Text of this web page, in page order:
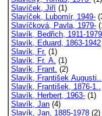
Slavíček, Jiří (1)
Slavíček, Lubomír, 1949-
Slavíčková, Pavla, 1979-
Slavík, Bedřich, 1911-1979
Slavík, Eduard, 1863-1942
Slavík, Fr. (1)
Slavík, Fr. A. (1)
Slavík, Frant. (2)
Slavík, František Augusti..
Slavík, František, 1876-1..
Slavík, Herbert, 1963- (1)
Slavík, Jan (4)
Slavík, Jan, 1885-1978 (2)